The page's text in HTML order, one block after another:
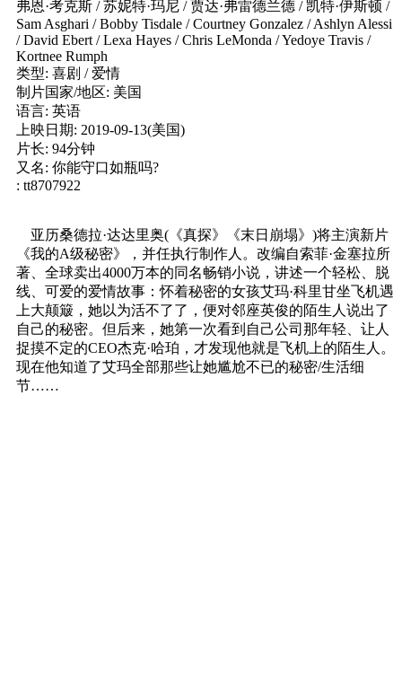
弗恩·考克斯 / 苏妮特·玛尼 / 贾达·弗雷德兰德 / 凯特·伊斯顿 /
Sam Asghari / Bobby Tisdale / Courtney Gonzalez / Ashlyn Alessi
/ David Ebert / Lexa Hayes / Chris LeMonda / Yedoye Travis /
Kortnee Rumph
类型: 喜剧 / 爱情
制片国家/地区: 美国
语言: 英语
上映日期: 2019-09-13(美国)
片长: 94分钟
又名: 你能守口如瓶吗?
: tt8707922
亚历桑德拉·达达里奥(《真探》《末日崩塌》)将主演新片
《我的A级秘密》，并任执行制作人。改编自索菲·金塞拉所
著、全球卖出4000万本的同名畅销小说，讲述一个轻松、脱
线、可爱的爱情故事：怀着秘密的女孩艾玛·科里甘坐飞机遇
上大颠簸，她以为活不了了，便对邻座英俊的陌生人说出了
自己的秘密。但后来，她第一次看到自己公司那年轻、让人
捉摸不定的CEO杰克·哈珀，才发现他就是飞机上的陌生人。
现在他知道了艾玛全部那些让她尴尬不已的秘密/生活细
节……